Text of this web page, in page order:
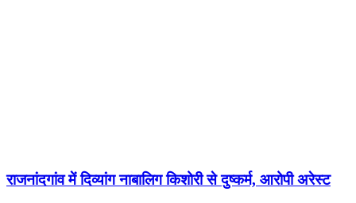
राजनांदगांव में दिव्यांग नाबालिग किशोरी से दुष्कर्म, आरोपी अरेस्ट